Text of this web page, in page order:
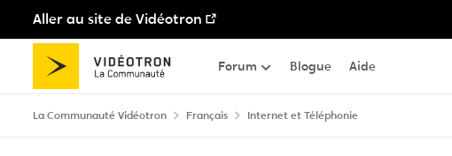
Aller au site de Vidéotron
Passer au contenu
Forum Blogue Aide
La Communauté Vidéotron Français Internet et Téléphonie